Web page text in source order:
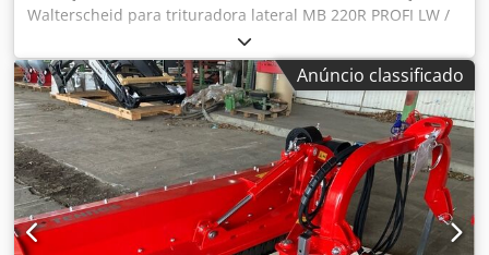
Walterscheid para trituradora lateral MB 220R PROFI LW /
Anúncio classificado